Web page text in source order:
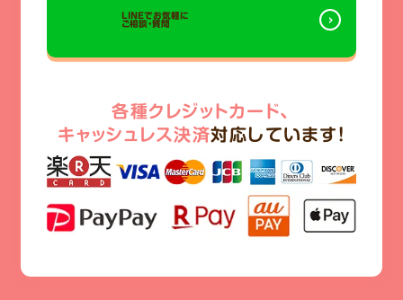
LINEでお気軽に
ご相談・質問
各種クレジットカード、
キャッシュレス決済対応しています!